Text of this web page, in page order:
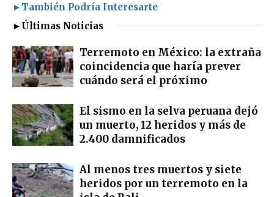
►También Podría Interesarte
►Últimas Noticias
Terremoto en México: la extraña
coincidencia que haría prever
cuándo será el próximo
El sismo en la selva peruana dejó
un muerto, 12 heridos y más de
2.400 damnificados
Al menos tres muertos y siete
heridos por un terremoto en la